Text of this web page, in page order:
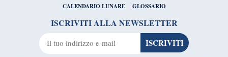
CALENDARIO LUNARE GLOSSARIO
ISCRIVITI ALLA NEWSLETTER